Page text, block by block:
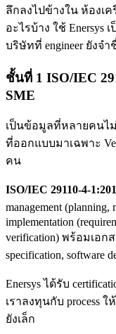
ลึกลงไปข้างใน ห้องเ
อะไรบ้าง ใช้ Enersys
บริษัทที่ engineer ยังจ
ชั้นที่ 1 ISO/IEC
SME
เป็นข้อมูลที่หลายคนไม่
ที่ออกแบบมาเฉพาะ
คน
ISO/IEC 29110-4-
management
implementation
verification) พร้อมเอกส
specification, software
Enersys ได้รับ
เราลงทุนกับ process
ยังเล็ก